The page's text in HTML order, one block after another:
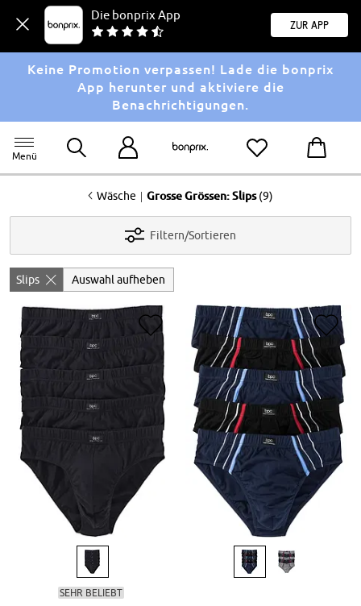
Die bonprix App
Zur App
Keine Promotion verpassen! Lade die bonprix
App herunter und aktiviere die
Benachrichtigungen.
Menü
<Wäsche | Grosse Grössen: Slips (9)
Filtern/Sortieren
Slips Auswahl aufheben
SEHR BELIEBT